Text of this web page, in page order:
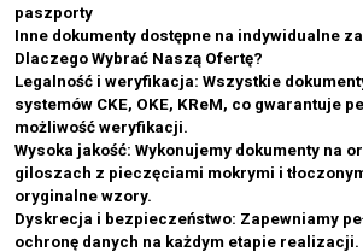
paszporty
Inne dokumenty dostępne na indywidualne
Dlaczego Wybrać Naszą Ofertę?
Legalność i weryfikacja: Wszystkie
systemów CKE, OKE, KReM, co gwarantuje
możliwość weryfikacji.
Wysoka jakość: Wykonujemy dokumenty na
giloszach z pieczęciami mokrymi i
oryginalne wzory.
Dyskrecja i bezpieczeństwo: Zapewniamy
ochronę danych na każdym etapie realizacji.